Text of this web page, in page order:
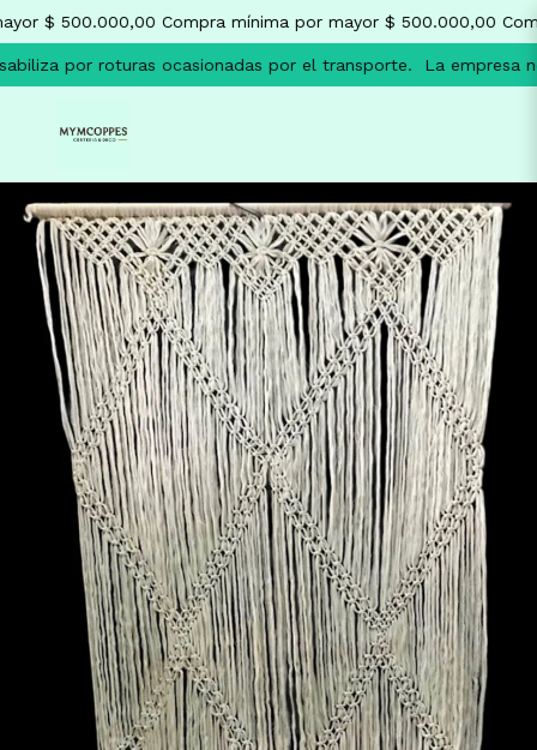
$ 500.000,00 Compra mínima por mayor $ 500.000,00
por roturas ocasionadas por el transporte. La empresa